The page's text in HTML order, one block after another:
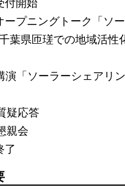
付開始
ープニングトーク「ソ
葉県匝瑳での地域活性
演「ソーラーシェアリ
疑応答
親会
了